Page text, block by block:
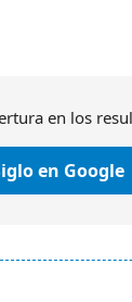
en los
en Google